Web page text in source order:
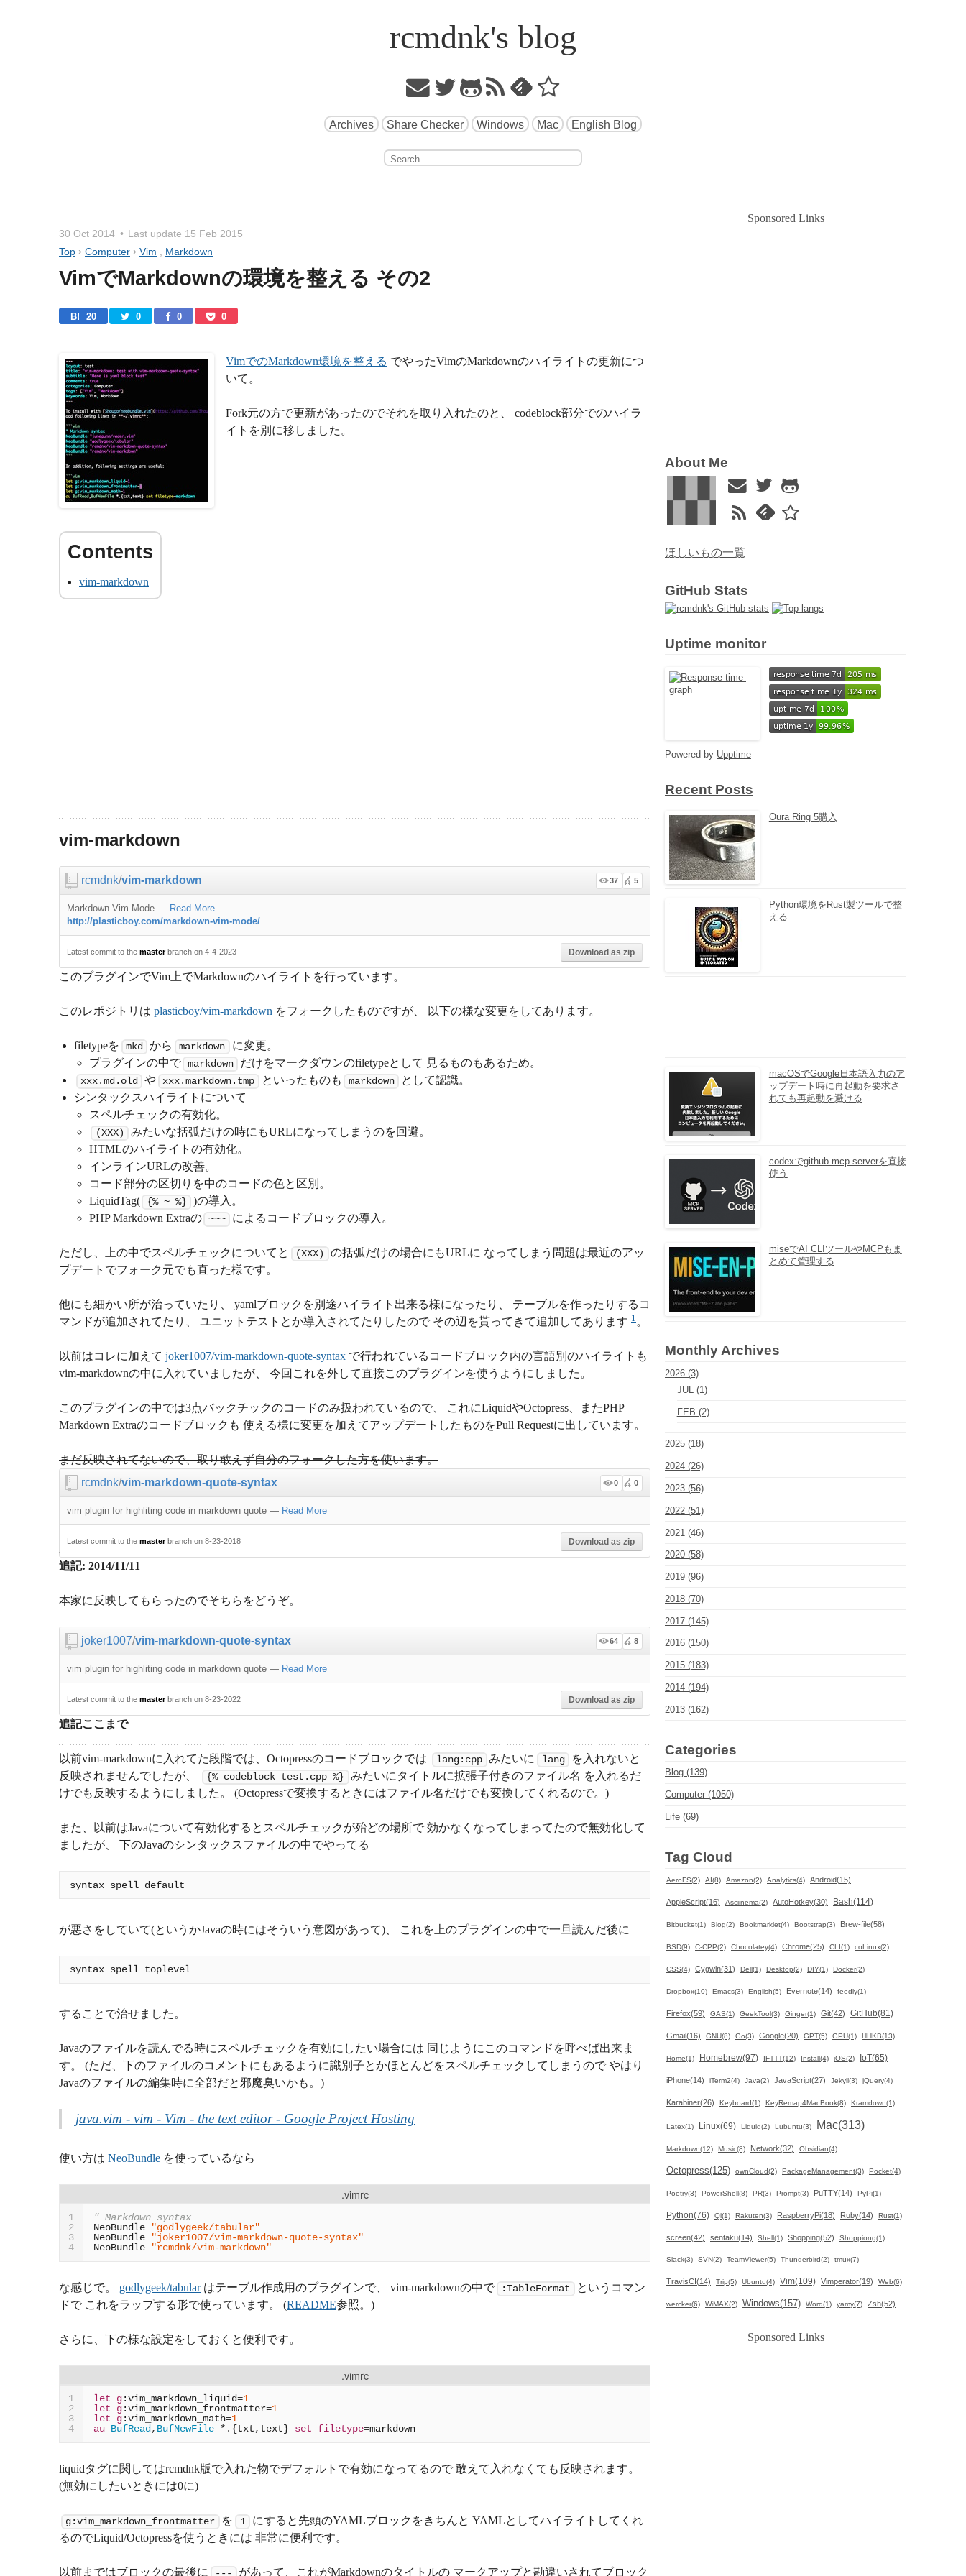
rcmdnk's blog
Archives Share Checker Windows Mac English Blog
30 Oct 2014 Last update 15 Feb 2015
Top › Computer › Vim , Markdown
VimでMarkdownの環境を整える その2
B! 20 0 0 0
VimでのMarkdown環境を整える でやったVimのMarkdownのハイライトの更新につ
いて。
Fork元の方で更新があったのでそれを取り入れたのと、 codeblock部分でのハイラ
イトを別に移しました。
vim-markdown
vim-markdown
rcmdnk/vim-markdown 37 5
Markdown Vim Mode — Read More
http://plasticboy.com/markdown-vim-mode/
Latest commit to the masterbranch on 4-4-2023 Download as zip
このプラグインでVim上でMarkdownのハイライトを行っています。
このレポジトリは plasticboy/vim-markdown をフォークしたものですが、 以下の様な変更をしてあります。
filetypeを mkd から markdown
に変更。
プラグインの中で markdown だけをマークダウンのfiletypeとして 見るものもあるため。
xxx.md.old や xxx.markdown.tmp といったものも markdown
として認識。
シンタックスハイライトについて
スペルチェックの有効化。
(XXX)
みたいな括弧だけの時にもURLになってしまうのを回避。
HTMLのハイライトの有効化。
インラインURLの改善。
コード部分の区切りを中のコードの色と区別。
LiquidTag(
{% ~ %}
)の導入。
PHP Markdown Extraの ~~~ によるコードブロックの導入。
ただし、上の中でスペルチェックについてと (XXX)
の括弧だけの場合にもURLに なってしまう問題は最近のアッ
プデートでフォーク元でも直った様です。
他にも細かい所が治っていたり、 yamlブロックを別途ハイライト出来る様になったり、 テーブルを作ったりするコ
マンドが追加されてたり、 ユニットテストとか導入されてたりしたので その辺を貰ってきて追加してあります 1 。
以前はコレに加えて joker1007/vim-markdown-quote-syntax で行われているコードブロック内の言語別のハイライトも
vim-markdownの中に入れていましたが、 今回これを外して直接このプラグインを使うようにしました。
このプラグインの中では3点バックチックのコードのみ扱われているので、 これにLiquidやOctopress、またPHP
Markdown Extraのコードブロックも 使える様に変更を加えてアップデートしたものをPull Requestに出しています。
まだ反映されてないので、取り敢えず自分のフォークした方を使います。
rcmdnk/vim-markdown-quote-syntax 0 0
vim plugin for highliting code in markdown quote — Read More
Latest commit to the masterbranch on 8-23-2018 Download as zip
追記: 2014/11/11
本家に反映してもらったのでそちらをどうぞ。
joker1007/vim-markdown-quote-syntax 64 8
vim plugin for highliting code in markdown quote — Read More
Latest commit to the masterbranch on 8-23-2022 Download as zip
追記ここまで
以前vim-markdownに入れてた段階では、Octopressのコードブロックでは lang:cpp みたいに lang
を入れないと
反映されませんでしたが、
{% codeblock test.cpp %}
みたいにタイトルに拡張子付きのファイル名 を入れるだ
けでも反映するようにしました。 (Octopressで変換するときにはファイル名だけでも変換してくれるので。)
また、以前はJavaについて有効化するとスペルチェックが殆どの場所で 効かなくなってしまってたので無効化して
ましたが、 下のJavaのシンタックスファイルの中でやってる
が悪さをしていて(というかJavaの時にはそういう意図があって)、 これを上のプラグインの中で一旦読んだ後に
することで治せました。
Javaのファイルを読んでる時にスペルチェックを有効にしたい場合には 同じようにこのコマンドを呼べば出来ま
す。 (ただ、下のファイルのコメントにもあるように識別子とかほとんどをスペルチェックしてしまうので やはり
Javaのファイルの編集時に全部だと邪魔臭いかも。)
java.vim - vim - Vim - the text editor - Google Project Hosting
使い方は NeoBundle を使っているなら
.vimrc
1
2
3
4
" Markdown syntax
NeoBundle
"godlygeek/tabular"
NeoBundle
"joker1007/vim-markdown-quote-syntax"
NeoBundle
"rcmdnk/vim-markdown"
な感じで。 godlygeek/tabularはテーブル作成用のプラグインで、 vim-markdownの中で :TableFormat
というコマン
ドで これをラップする形で使っています。 (README参照。)
さらに、下の様な設定をしておくと便利です。
.vimrc
1
2
3
4
let g:vim_markdown_liquid=1
let
g:vim_markdown_frontmatter=1
let
g:vim_markdown_math=1
au BufRead , BufNewFile *.{txt, text} set filetype=
liquidタグに関してはrcmdnk版で入れた物でデフォルトで有効になってるので 敢えて入れなくても反映されます。
(無効にしたいときには0に)
g:vim_markdown_frontmatter を 1
にすると先頭のYAMLブロックをきちんと YAMLとしてハイライトしてくれ
るのでLiquid/Octopressを使うときには 非常に便利です。
以前まではブロックの最後に --- があって、これがMarkdownのタイトルの マークアップと勘違いされてブロック
Sponsored Links
About Me
ほしいもの一覧
GitHub Stats
Uptime monitor
Powered by Upptime
Recent Posts
Oura Ring 5購入
Python環境をRust製ツールで整
える
macOSでGoogle日本語入力のア
ップデート時に再起動を要求さ
れても再起動を避ける
codexでgithub-mcp-serverを直接
使う
miseでAI CLIツールやMCPもま
とめて管理する
Monthly Archives
2026 (3)
JUL (1)
FEB (2)
2025 (18)
2024 (26)
2023 (56)
2022 (51)
2021 (46)
2020 (58)
2019 (96)
2018 (70)
2017 (145)
2016 (150)
2015 (183)
2014 (194)
2013 (162)
Categories
Blog (139)
Computer (1050)
Life (69)
Tag Cloud
AeroFS(2) AI(8) Amazon(2) Analytics(4) Android(15)
AppleScript(16) Asciinema(2) AutoHotkey(30) Bash(114)
Bitbucket(1) Blog(2) Bookmarklet(4) Bootstrap(3) Brew-file(58)
BSD(9) C-CPP(2) Chocolatey(4) Chrome(25) CLI(1) coLinux(2)
CSS(4) Cygwin(31) Dell(1) Desktop(2) DIY(1) Docker(2)
Dropbox(10) Emacs(3) English(5) Evernote(14) feedly(1)
Firefox(59) GAS(1) GeekTool(3) Ginger(1) Git(42) GitHub(81)
Gmail(16) GNU(8) Go(3) Google(20) GPT(5) GPU(1) HHKB(13)
Home(1) Homebrew(97) IFTTT(12) Install(4) iOS(2) IoT(65)
iPhone(14) iTerm2(4) Java(2) JavaScript(27) Jekyll(3) jQuery(4)
Karabiner(26) Keyboard(1) KeyRemap4MacBook(8) Kramdown(1)
Latex(1) Linux(69) Liquid(2) Lubuntu(3) Mac(313)
Markdown(12) Music(8) Network(32) Obsidian(4)
Octopress(125) ownCloud(2) PackageManagement(3) Pocket(4)
Poetry(3) PowerShell(8) PR(3) Prompt(3) PuTTY(14) PyPi(1)
Python(76) Qi(1) Rakuten(3) RaspberryPi(18) Ruby(14) Rust(1)
screen(42) sentaku(14) Shell(1) Shopping(52) Shoppiong(1)
Slack(3) SVN(2) TeamViewer(5) Thunderbird(2) tmux(7)
TravisCI(14) Trip(5) Ubuntu(4) Vim(109) Vimperator(19) Web(6)
wercker(6) WiMAX(2) Windows(157) Word(1) yamy(7) Zsh(52)
Sponsored Links